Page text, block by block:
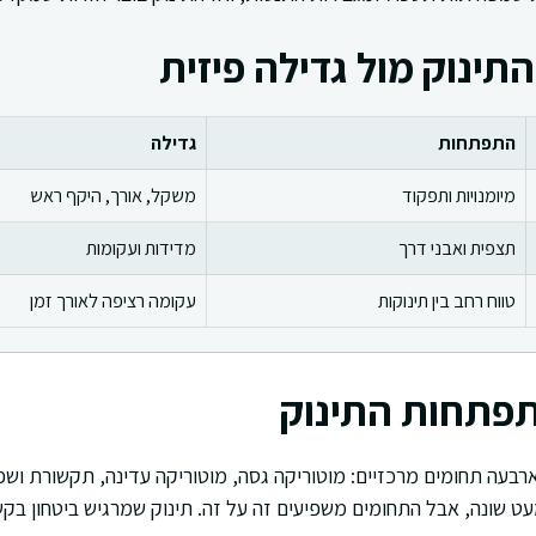
מול גדילה פיזית
התפתחות
גדילה
מיומנויות ותפקוד
משקל, אורך, היקף ראש
תצפית ואבני דרך
מדידות ועקומות
טווח רחב בין תינוקות
עקומה רציפה לאורך זמן
התינוק
תחומים מרכזיים: מוטוריקה גסה, מוטוריקה עדינה, תקשורת
אבל התחומים משפיעים זה על זה. תינוק שמרגיש ביטחון